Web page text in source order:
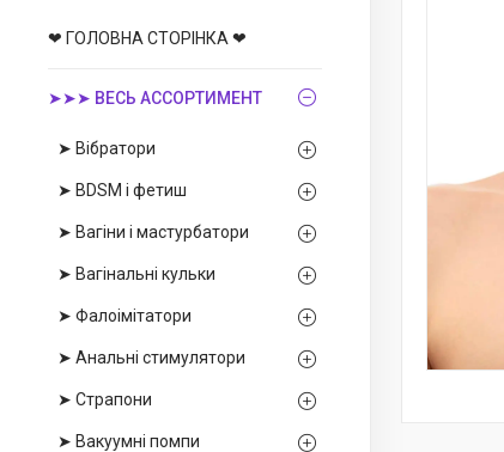
❤ ГОЛОВНА СТОРІНКА ❤
➤➤➤ ВЕСЬ АССОРТИМЕНТ
➤ Вібратори
➤ BDSM і фетиш
➤ Вагіни і мастурбатори
➤ Вагінальні кульки
➤ Фалоімітатори
➤ Анальні стимулятори
➤ Страпони
➤ Вакуумні помпи